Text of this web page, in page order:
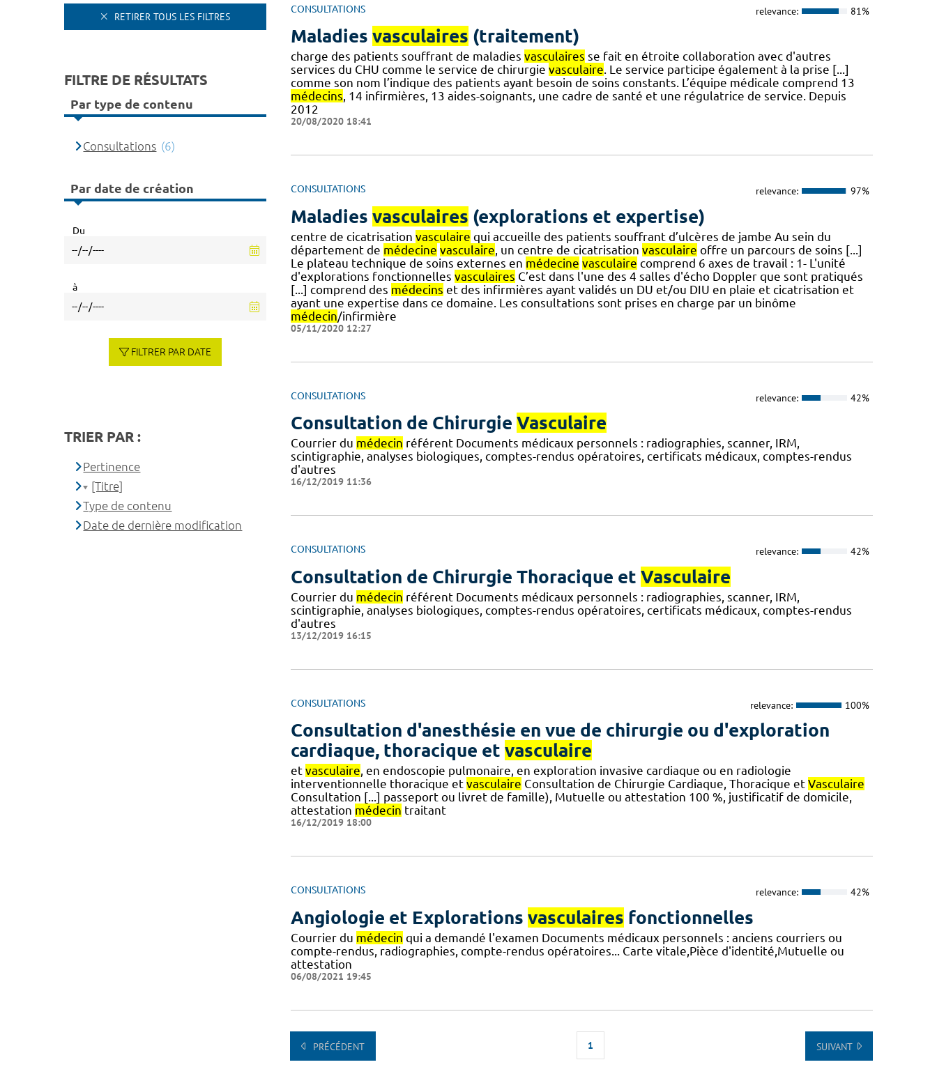
CONSULTATIONS relevance: 81%
Maladies vasculaires (traitement)
charge des patients souffrant de maladies vasculaires se fait en étroite collaboration avec d'autres
services du CHU comme le service de chirurgie vasculaire. Le service participe également à la prise [...]
comme son nom l’indique des patients ayant besoin de soins constants. L’équipe médicale comprend 13
médecins, 14 infirmières, 13 aides-soignants, une cadre de santé et une régulatrice de service. Depuis
2012
20/08/2020 18:41
CONSULTATIONS relevance: 97%
Maladies vasculaires (explorations et expertise)
centre de cicatrisation vasculaire qui accueille des patients souffrant d’ulcères de jambe Au sein du
département de médecine vasculaire, un centre de cicatrisation vasculaire offre un parcours de soins [...]
Le plateau technique de soins externes en médecine vasculaire comprend 6 axes de travail : 1- L'unité
d'explorations fonctionnelles vasculaires C’est dans l'une des 4 salles d'écho Doppler que sont pratiqués
[...] comprend des médecins et des infirmières ayant validés un DU et/ou DIU en plaie et cicatrisation et
ayant une expertise dans ce domaine. Les consultations sont prises en charge par un binôme
médecin/infirmière
05/11/2020 12:27
CONSULTATIONS relevance: 42%
Consultation de Chirurgie Vasculaire
Courrier du médecin référent Documents médicaux personnels : radiographies, scanner, IRM,
scintigraphie, analyses biologiques, comptes-rendus opératoires, certificats médicaux, comptes-rendus
d'autres
16/12/2019 11:36
CONSULTATIONS relevance: 42%
Consultation de Chirurgie Thoracique et Vasculaire
Courrier du médecin référent Documents médicaux personnels : radiographies, scanner, IRM,
scintigraphie, analyses biologiques, comptes-rendus opératoires, certificats médicaux, comptes-rendus
d'autres
13/12/2019 16:15
CONSULTATIONS relevance: 100%
Consultation d'anesthésie en vue de chirurgie ou d'exploration
cardiaque, thoracique et vasculaire
et vasculaire, en endoscopie pulmonaire, en exploration invasive cardiaque ou en radiologie
interventionnelle thoracique et vasculaire Consultation de Chirurgie Cardiaque, Thoracique et Vasculaire
Consultation [...] passeport ou livret de famille), Mutuelle ou attestation 100 %, justificatif de domicile,
attestation médecin traitant
16/12/2019 18:00
CONSULTATIONS relevance: 42%
Angiologie et Explorations vasculaires fonctionnelles
Courrier du médecin qui a demandé l'examen Documents médicaux personnels : anciens courriers ou
compte-rendus, radiographies, compte-rendus opératoires... Carte vitale,Pièce d'identité,Mutuelle ou
attestation
06/08/2021 19:45
PRÉCÉDENT 1 SUIVANT
RETIRER TOUS LES FILTRES
FILTRE DE RÉSULTATS
Par type de contenu
Consultations (6)
Par date de création
Du
à
FILTRER PAR DATE
TRIER PAR :
Pertinence
[Titre]
Type de contenu
Date de dernière modification